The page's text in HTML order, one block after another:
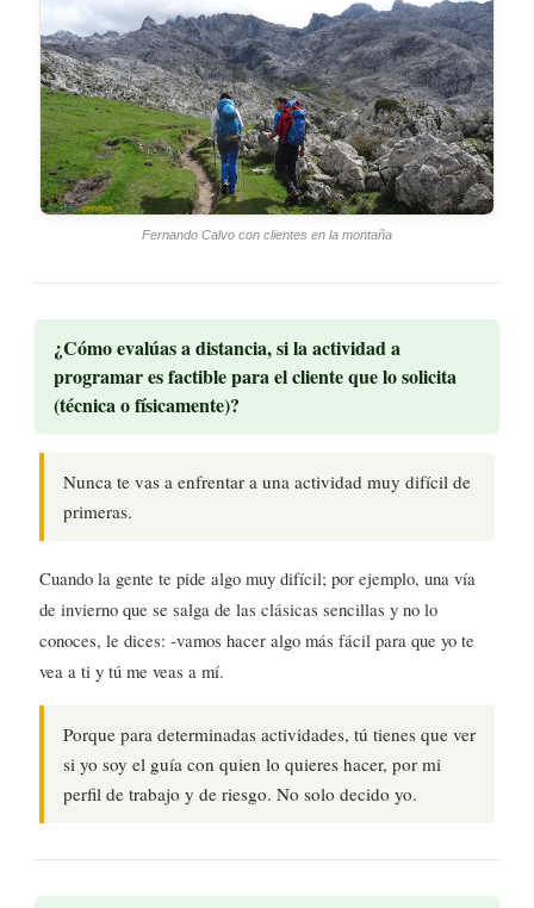
Fernando Calvo con clientes en la montaña
¿Cómo evalúas a distancia, si la actividad a
programar es factible para el cliente que lo solicita
(técnica o físicamente)?
Nunca te vas a enfrentar a una actividad muy difícil de
primeras.
Cuando la gente te pide algo muy difícil; por ejemplo, una vía
de invierno que se salga de las clásicas sencillas y no lo
conoces, le dices: -vamos hacer algo más fácil para que yo te
vea a ti y tú me veas a mí.
Porque para determinadas actividades, tú tienes que ver
si yo soy el guía con quien lo quieres hacer, por mi
perfil de trabajo y de riesgo. No solo decido yo.